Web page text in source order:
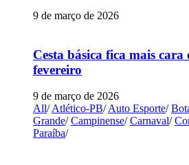
9 de março de 2026
Cesta básica fica mais cara
fevereiro
9 de março de 2026
All/ Atlético-PB/ Auto Esporte/
Grande/ Campinense/ Carnaval/
Paraíba/